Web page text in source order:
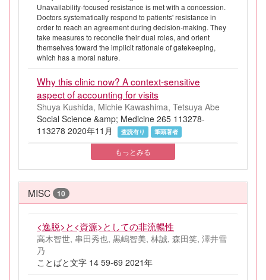
Unavailability-focused resistance is met with a concession.
Doctors systematically respond to patients' resistance in
order to reach an agreement during decision-making. They
take measures to reconcile their dual roles, and orient
themselves toward the implicit rationale of gatekeeping,
which has a moral nature.
Why this clinic now? A context-sensitive
aspect of accounting for visits
Shuya Kushida, Michie Kawashima, Tetsuya Abe
Social Science &amp; Medicine 265 113278-
113278 2020年11月
査読有り 筆頭著者
もっとみる
MISC 10
<逸脱>と<資源>としての非流暢性
高木智世, 串田秀也, 黒嶋智美, 林誠, 森田笑, 澤井雪
乃
ことばと文字 14 59-69 2021年